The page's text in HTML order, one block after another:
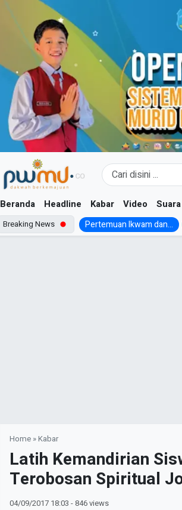
Beranda Headline Kabar Video
Breaking News Pertemuan Ikwam dan...
Home »Kabar
Latih Kemandirian
Terobosan Spiritual
04/09/2017 18:03 - 846 views